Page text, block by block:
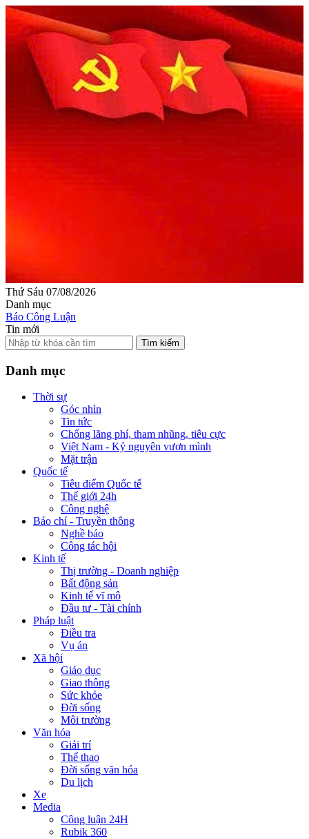
Thứ Sáu 07/08/2026
Danh mục
Báo Công Luận
Tin mới
Tìm kiếm
Danh mục
Thời sự
Góc nhìn
Tin tức
Chống lãng phí, tham nhũng, tiêu cực
Việt Nam - Kỷ nguyên vươn mình
Mặt trận
Quốc tế
Tiêu điểm Quốc tế
Thế giới 24h
Công nghệ
Báo chí - Truyền thông
Nghề báo
Công tác hội
Kinh tế
Thị trường - Doanh nghiệp
Bất động sản
Kinh tế vĩ mô
Đầu tư - Tài chính
Pháp luật
Điều tra
Vụ án
Xã hội
Giáo dục
Giao thông
Sức khỏe
Đời sống
Môi trường
Văn hóa
Giải trí
Thể thao
Đời sống văn hóa
Du lịch
Xe
Media
Công luận 24H
Rubik 360